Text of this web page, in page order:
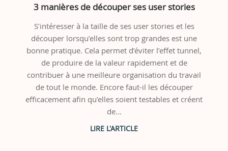
3 manières de découper ses user stories
S’intéresser à la taille de ses user stories et les
découper lorsqu’elles sont trop grandes est une
bonne pratique. Cela permet d’éviter l’effet tunnel,
de produire de la valeur rapidement et de
contribuer à une meilleure organisation du travail
de tout le monde. Encore faut-il les découper
efficacement afin qu’elles soient testables et créent
de...